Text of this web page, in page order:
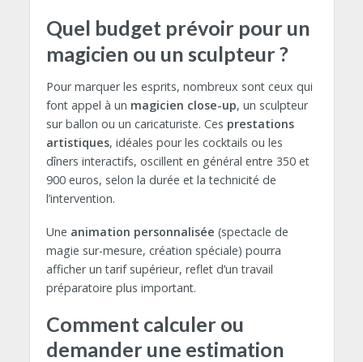
Quel budget prévoir pour un
magicien ou un sculpteur ?
Pour marquer les esprits, nombreux sont ceux qui
font appel à un magicien close-up, un sculpteur
sur ballon ou un caricaturiste. Ces prestations
artistiques, idéales pour les cocktails ou les
dîners interactifs, oscillent en général entre 350 et
900 euros, selon la durée et la technicité de
l’intervention.
Une animation personnalisée (spectacle de
magie sur-mesure, création spéciale) pourra
afficher un tarif supérieur, reflet d’un travail
préparatoire plus important.
Comment calculer ou
demander une estimation